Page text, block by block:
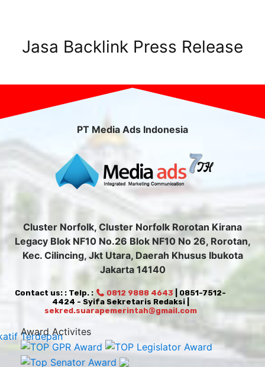
Jasa Backlink Press Release
PT Media Ads Indonesia
Cluster Norfolk, Cluster Norfolk Rorotan Kirana
Legacy Blok NF10 No.26 Blok NF10 No 26, Rorotan,
Kec. Cilincing, Jkt Utara, Daerah Khusus Ibukota
Jakarta 14140
Contact us: : Telp. : 0812 9888 4643 | 0851-7512-
4424 - Syifa Sekretaris Redaksi |
sekred.suarapemerintah@gmail.com
Award Activites